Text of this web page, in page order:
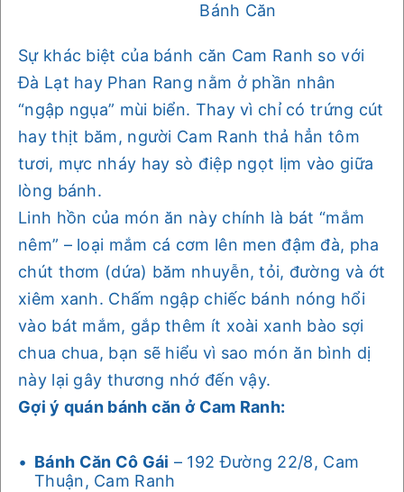
Bánh Căn
Sự khác biệt của bánh căn Cam Ranh so với
Đà Lạt hay Phan Rang nằm ở phần nhân
“ngập ngụa” mùi biển. Thay vì chỉ có trứng cút
hay thịt băm, người Cam Ranh thả hẳn tôm
tươi, mực nháy hay sò điệp ngọt lịm vào giữa
lòng bánh.
Linh hồn của món ăn này chính là bát “mắm
nêm” – loại mắm cá cơm lên men đậm đà, pha
chút thơm (dứa) băm nhuyễn, tỏi, đường và ớt
xiêm xanh. Chấm ngập chiếc bánh nóng hổi
vào bát mắm, gắp thêm ít xoài xanh bào sợi
chua chua, bạn sẽ hiểu vì sao món ăn bình dị
này lại gây thương nhớ đến vậy.
Gợi ý quán bánh căn ở Cam Ranh:
Bánh Căn Cô Gái – 192 Đường 22/8, Cam
Thuận, Cam Ranh